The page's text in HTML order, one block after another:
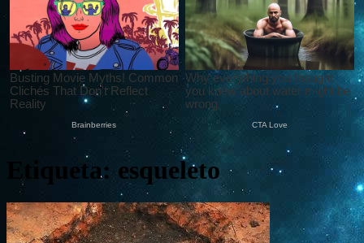
Etiqueta: esqueleto